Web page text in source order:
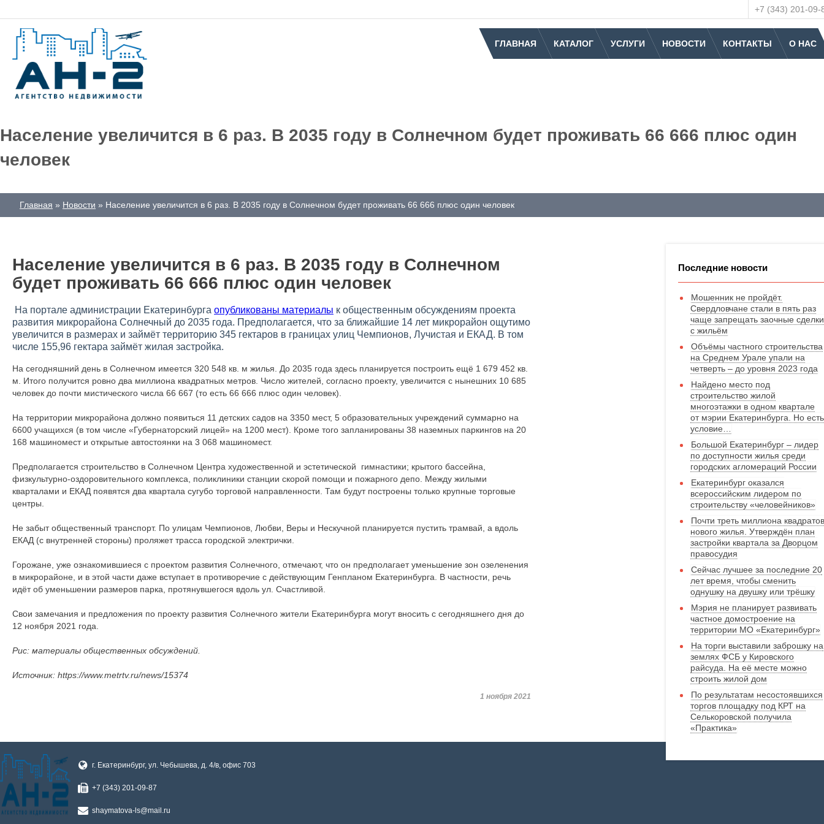
+7 (343) 201-09-
ГЛАВНАЯ КАТАЛОГ УСЛУГИ НОВОСТИ КОНТАКТЫ О НАС
Население увеличится в 6 раз. В 2035 году в Солнечном будет проживать 66 666 плюс один
человек
Главная Новости Население увеличится в 6 раз. В 2035 году в Солнечном будет проживать 66 666 плюс один человек
Население увеличится в 6 раз. В 2035 году в Солнечном
будет проживать 66 666 плюс один человек
На портале администрации Екатеринбурга опубликованы материалы к общественным обсуждениям проекта
развития микрорайона Солнечный до 2035 года. Предполагается, что за ближайшие 14 лет микрорайон ощутимо
увеличится в размерах и займёт территорию 345 гектаров в границах улиц Чемпионов, Лучистая и ЕКАД. В том
числе 155,96 гектара займёт жилая застройка.
На сегодняшний день в Солнечном имеется 320 548 кв. м жилья. До 2035 года здесь планируется построить ещё 1 679 452 кв.
м. Итого получится ровно два миллиона квадратных метров. Число жителей, согласно проекту, увеличится с нынешних 10 685
человек до почти мистического числа 66 667 (то есть 66 666 плюс один человек).
На территории микрорайона должно появиться 11 детских садов на 3350 мест, 5 образовательных учреждений суммарно на
6600 учащихся (в том числе «Губернаторский лицей» на 1200 мест). Кроме того запланированы 38 наземных паркингов на 20
168 машиномест и открытые автостоянки на 3 068 машиномест.
Предполагается строительство в Солнечном Центра художественной и эстетической гимнастики; крытого бассейна,
физкультурно-оздоровительного комплекса, поликлиники станции скорой помощи и пожарного депо. Между жилыми
кварталами и ЕКАД появятся два квартала сугубо торговой направленности. Там будут построены только крупные торговые
центры.
Не забыт общественный транспорт. По улицам Чемпионов, Любви, Веры и Нескучной планируется пустить трамвай, а вдоль
ЕКАД (с внутренней стороны) проляжет трасса городской электрички.
Горожане, уже ознакомившиеся с проектом развития Солнечного, отмечают, что он предполагает уменьшение зон озеленения
в микрорайоне, и в этой части даже вступает в противоречие с действующим Генпланом Екатеринбурга. В частности, речь
идёт об уменьшении размеров парка, протянувшегося вдоль ул. Счастливой.
Свои замечания и предложения по проекту развития Солнечного жители Екатеринбурга могут вносить с сегодняшнего дня до
12 ноября 2021 года.
Рис: материалы общественных обсуждений.
Источник: https://www.metrtv.ru/news/15374
1 ноября 2021
Последние новости
Мошенник не пройдёт.
Свердловчане стали в пять раз
чаще запрещать заочные сделки
с жильём
Объёмы частного строительства
на Среднем Урале упали на
четверть – до уровня 2023 года
Найдено место под
строительство жилой
многоэтажки в одном квартале
от мэрии Екатеринбурга. Но есть
условие…
Большой Екатеринбург – лидер
по доступности жилья среди
городских агломераций России
Екатеринбург оказался
всероссийским лидером по
строительству «человейников»
Почти треть миллиона квадратов
нового жилья. Утверждён план
застройки квартала за Дворцом
правосудия
Сейчас лучшее за последние 20
лет время, чтобы сменить
однушку на двушку или трёшку
Мэрия не планирует развивать
частное домостроение на
территории МО «Екатеринбург»
На торги выставили заброшку на
землях ФСБ у Кировского
райсуда. На её месте можно
строить жилой дом
По результатам несостоявшихся
торгов площадку под КРТ на
Селькоровской получила
«Практика»
г. Екатеринбург, ул. Чебышева, д. 4/в, офис 703
+7 (343) 201-09-87
shaymatova-ls@mail.ru